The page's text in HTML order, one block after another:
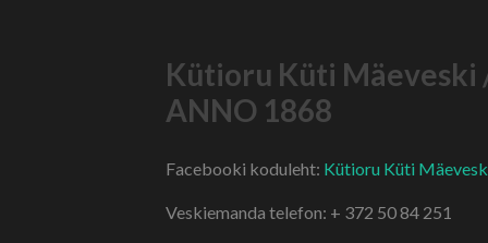
Kütioru Küti Mäeveski
ANNO 1868
Facebooki koduleht: Kütioru Küti
Veskiemanda telefon: + 372 50 84 251